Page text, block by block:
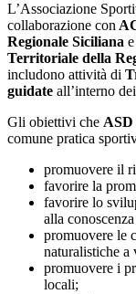
L’Associazione
collaborazione con
Regionale Siciliana
Territoriale della
includono attività di
guidate all’interno
Gli obiettivi che
comune pratica
promuovere il
favorire la
favorire lo
alla
promuovere le
naturalistiche a
promuovere i
locali;